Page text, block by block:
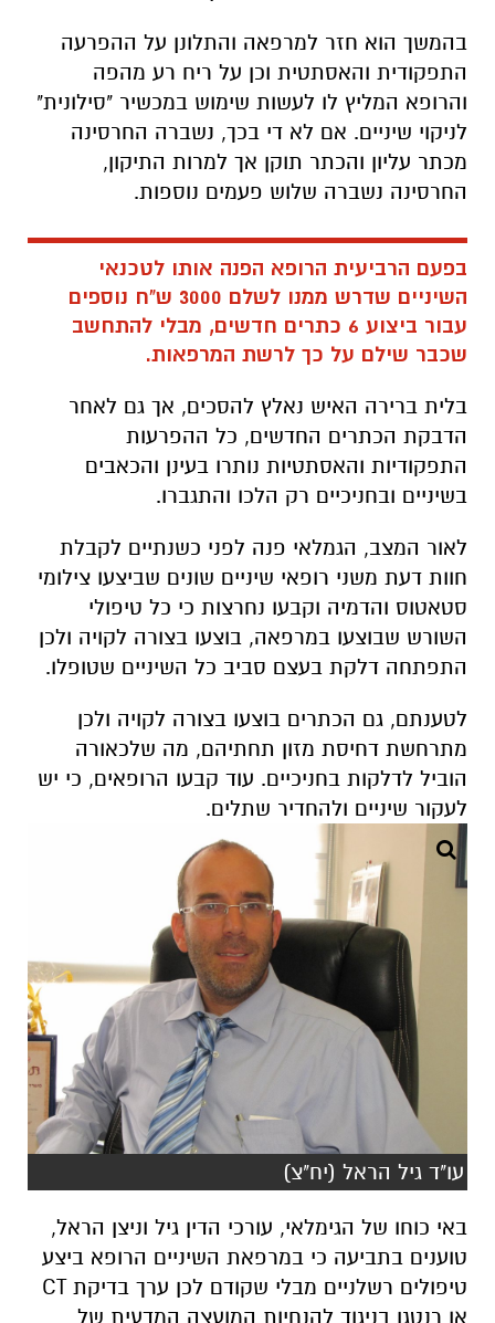
בהמשך הוא חזר למרפאה והתלונן על ההפרעה
התפקודית והאסתטית וכן על ריח רע מהפה
והרופא המליץ לו לעשות שימוש במכשיר "סילונית"
לניקוי שיניים. אם לא די בכך, נשברה החרסינה
מכתר עליון והכתר תוקן אך למרות התיקון,
החרסינה נשברה שלוש פעמים נוספות.
בפעם הרביעית הרופא הפנה אותו לטכנאי
השיניים שדרש ממנו לשלם 3000 ש"ח נוספים
עבור ביצוע 6 כתרים חדשים, מבלי להתחשב
שכבר שילם על כך לרשת המרפאות.
בלית ברירה האיש נאלץ להסכים, אך גם לאחר
הדבקת הכתרים החדשים, כל ההפרעות
התפקודיות והאסתטיות נותרו בעינן והכאבים
בשיניים ובחניכיים רק הלכו והתגברו.
לאור המצב, הגמלאי פנה לפני כשנתיים לקבלת
חוות דעת משני רופאי שיניים שונים שביצעו צילומי
סטאטוס והדמיה וקבעו נחרצות כי כל טיפולי
השורש שבוצעו במרפאה, בוצעו בצורה לקויה ולכן
התפתחה דלקת בעצם סביב כל השיניים שטופלו.
לטענתם, גם הכתרים בוצעו בצורה לקויה ולכן
מתרחשת דחיסת מזון תחתיהם, מה שלכאורה
הוביל לדלקות בחניכיים. עוד קבעו הרופאים, כי יש
לעקור שיניים ולהחדיר שתלים.
עו"ד גיל הראל (יח"צ)
באי כוחו של הגימלאי, עורכי הדין גיל וניצן הראל,
טוענים בתביעה כי במרפאת השיניים הרופא ביצע
טיפולים רשלניים מבלי שקודם לכן ערך בדיקת CT
או רנטגן בניגוד להנחיות המועצה המדעית של